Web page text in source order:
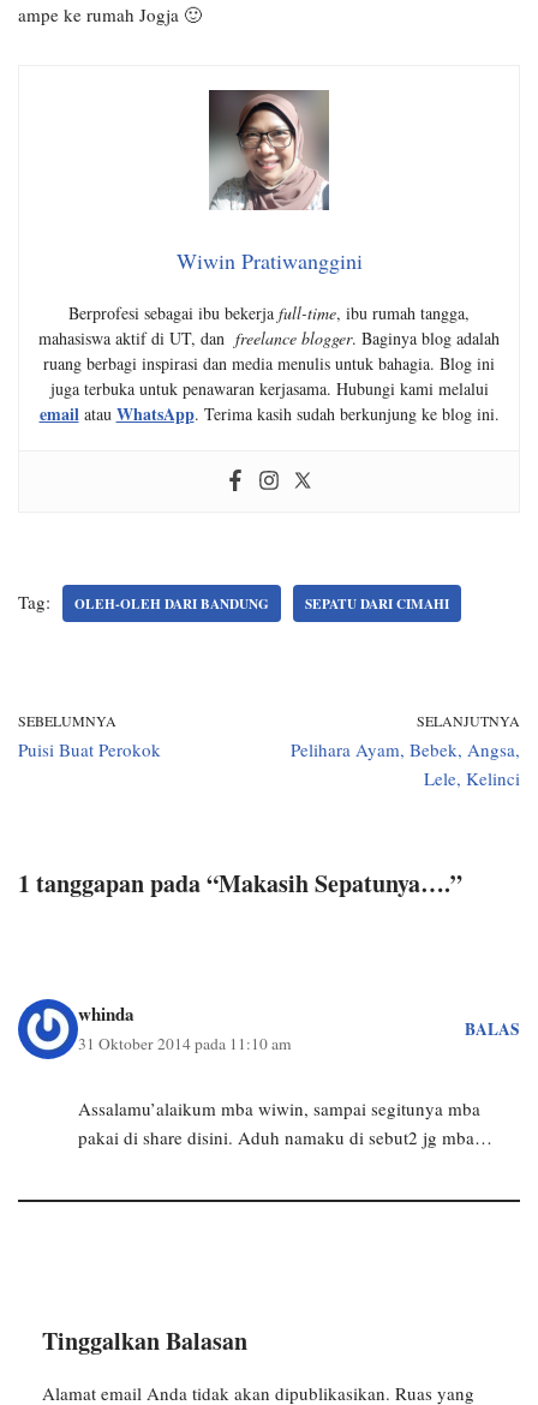
ampe ke rumah Jogja 🙂
Wiwin Pratiwanggini
Berprofesi sebagai ibu bekerja full-time, ibu rumah tangga,
mahasiswa aktif di UT, dan freelance blogger. Baginya blog adalah
ruang berbagi inspirasi dan media menulis untuk bahagia. Blog ini
juga terbuka untuk penawaran kerjasama. Hubungi kami melalui
emailatau WhatsApp. Terima kasih sudah berkunjung ke blog ini.
Tag: OLEH-OLEH DARI BANDUNG SEPATU DARI CIMAHI
SEBELUMNYA
Puisi Buat Perokok
SELANJUTNYA
Pelihara Ayam, Bebek, Angsa,
Lele, Kelinci
1 tanggapan pada “Makasih Sepatunya….”
whinda
31 Oktober 2014 pada 11:10 am
BALAS
Assalamu’alaikum mba wiwin, sampai segitunya mba
pakai di share disini. Aduh namaku di sebut2 jg mba…
Tinggalkan Balasan
Alamat email Anda tidak akan dipublikasikan. Ruas yang